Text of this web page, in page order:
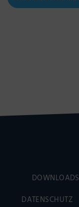
DOWNLOADS
DATENSCHUTZ